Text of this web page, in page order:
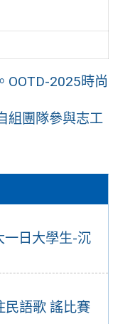
一日大學生-沉
民語歌 謠比賽
OOTD-2025時尚
組團隊參與志工